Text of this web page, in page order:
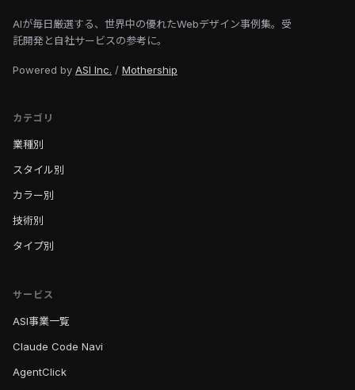
AIが毎日厳選する、世界中の優れたWebデザイン事例集。受
託開発と自社サービスの参考に。
Powered by ASI Inc. / Mothership
カテゴリ
業種別
スタイル別
カラー別
技術別
タイプ別
サービス
ASI事業一覧
Claude Code Navi
AgentClick